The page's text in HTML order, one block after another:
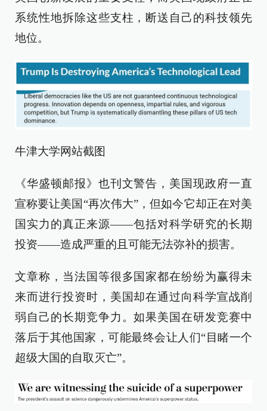
系统性地拆除这些支柱，断送自己的科技领先
地位。
牛津大学网站截图
《华盛顿邮报》也刊文警告，美国现政府一直
宣称要让美国“再次伟大”，但如今它却正在对美
国实力的真正来源——包括对科学研究的长期
投资——造成严重的且可能无法弥补的损害。
文章称，当法国等很多国家都在纷纷为赢得未
来而进行投资时，美国却在通过向科学宣战削
弱自己的长期竞争力。如果美国在研发竞赛中
落后于其他国家，可能最终会让人们“目睹一个
超级大国的自取灭亡”。